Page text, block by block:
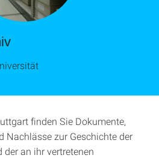
finden Sie Dokumente,
Nachlässe zur Geschichte der
an ihr vertretenen